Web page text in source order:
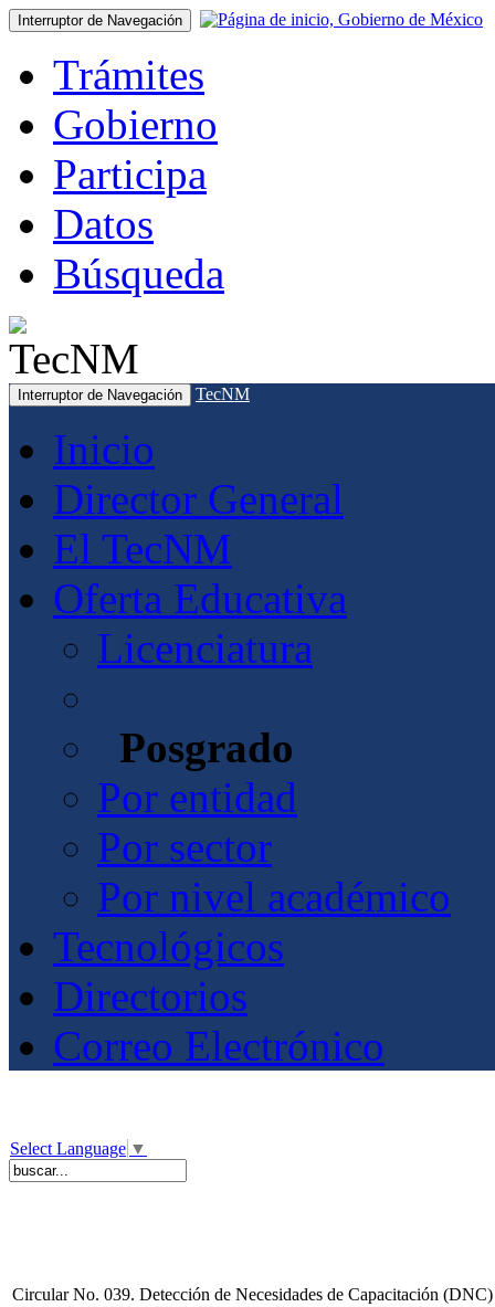
Interruptor de Navegación
Trámites
Gobierno
Participa
Datos
Búsqueda
Interruptor de Navegación TecNM
Inicio
Director General
El TecNM
Oferta Educativa
Licenciatura
Posgrado
Por entidad
Por sector
Por nivel académico
Tecnológicos
Directorios
Correo Electrónico
Select Language ▼
Circular No. 039. Detección de Necesidades de Capacitación